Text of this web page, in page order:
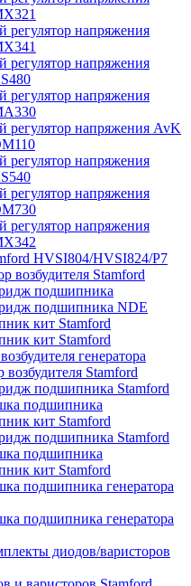
регулятор напряжения
регулятор напряжения
регулятор напряжения
регулятор напряжения AvK
регулятор напряжения
регулятор напряжения
регулятор напряжения
HVSI804/HVSI824/P7
возбудителя Stamford
подшипника
подшипника NDE
кит Stamford
кит Stamford
генератора
возбудителя Stamford
подшипника Stamford
подшипника
кит Stamford
подшипника Stamford
подшипника
кит Stamford
подшипника генератора
подшипника генератора
диодов/варисторов